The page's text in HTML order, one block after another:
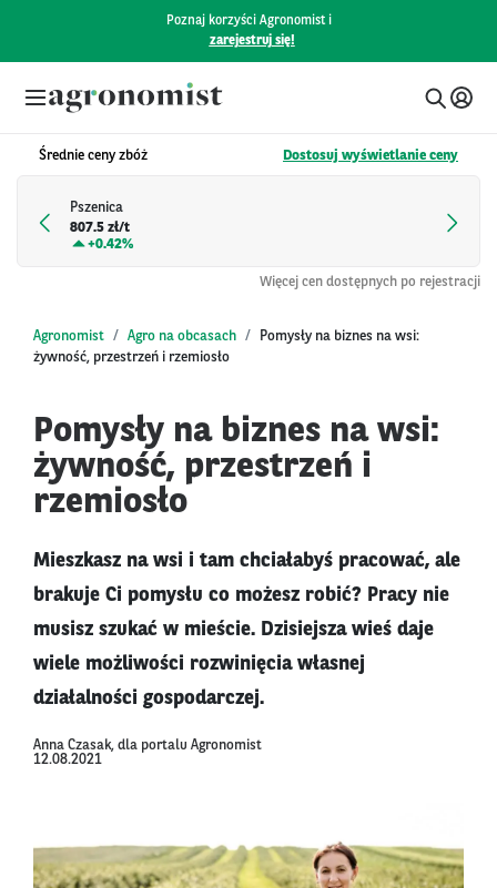
Poznaj korzyści Agronomist i
zarejestruj się!
Średnie ceny zbóż Dostosuj wyświetlanie ceny
Pszenica
807.5 zł/t
+0.42%
Więcej cen dostępnych po rejestracji
Agronomist Agro na obcasach
Pomysły na biznes na wsi:
żywność, przestrzeń i rzemiosło
Pomysły na biznes na wsi:
żywność, przestrzeń i
rzemiosło
Mieszkasz na wsi i tam chciałabyś pracować, ale
brakuje Ci pomysłu co możesz robić? Pracy nie
musisz szukać w mieście. Dzisiejsza wieś daje
wiele możliwości rozwinięcia własnej
działalności gospodarczej.
Anna Czasak, dla portalu Agronomist
12.08.2021